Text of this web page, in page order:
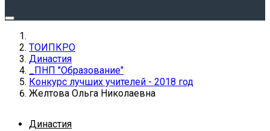
ТОИПКРО
Династия
_ПНП "Образование"
Конкурс лучших учителей - 2018 год
Желтова Ольга Николаевна
Династия